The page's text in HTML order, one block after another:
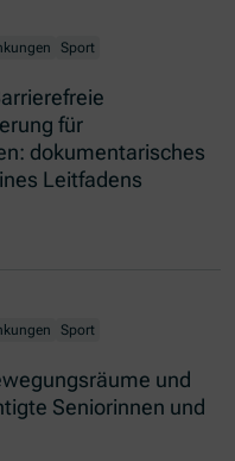
Sport
für
dokumentarisches
Leitfadens
Sport
und
Seniorinnen und